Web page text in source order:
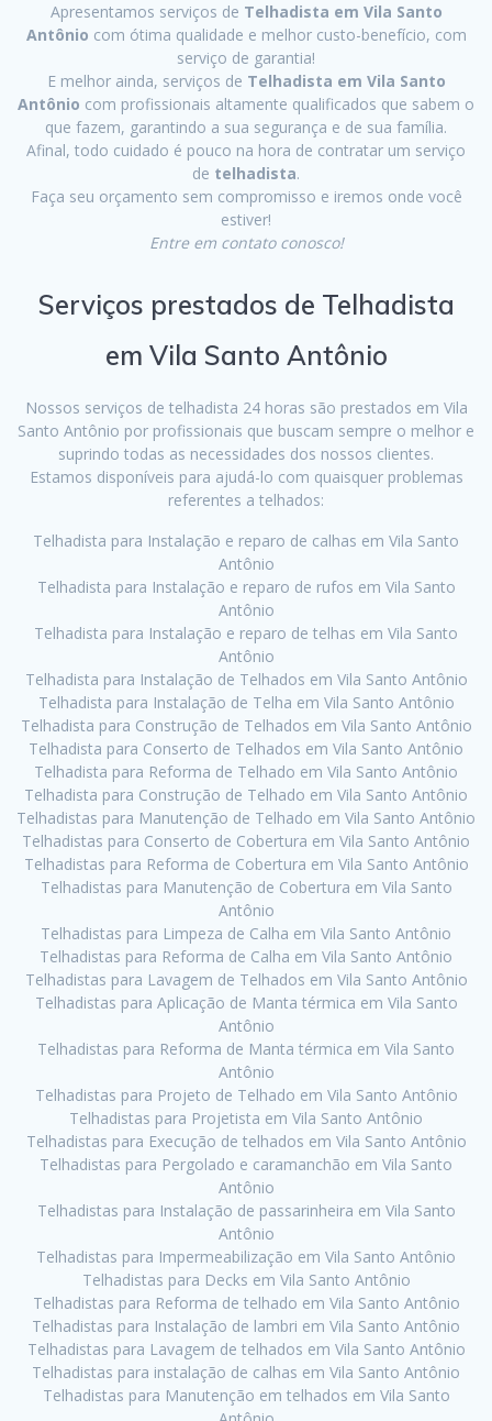
Apresentamos serviços de Telhadista em Vila Santo
Antônio com ótima qualidade e melhor custo-benefício, com
serviço de garantia!
E melhor ainda, serviços de Telhadista em Vila Santo
Antônio com profissionais altamente qualificados que sabem o
que fazem, garantindo a sua segurança e de sua família.
Afinal, todo cuidado é pouco na hora de contratar um serviço
de telhadista.
Faça seu orçamento sem compromisso e iremos onde você
estiver!
Entre em contato conosco!
Serviços prestados de Telhadista
em Vila Santo Antônio
Nossos serviços de telhadista 24 horas são prestados em Vila
Santo Antônio por profissionais que buscam sempre o melhor e
suprindo todas as necessidades dos nossos clientes.
Estamos disponíveis para ajudá-lo com quaisquer problemas
referentes a telhados:
Telhadista para Instalação e reparo de calhas em Vila Santo
Antônio
Telhadista para Instalação e reparo de rufos em Vila Santo
Antônio
Telhadista para Instalação e reparo de telhas em Vila Santo
Antônio
Telhadista para Instalação de Telhados em Vila Santo Antônio
Telhadista para Instalação de Telha em Vila Santo Antônio
Telhadista para Construção de Telhados em Vila Santo Antônio
Telhadista para Conserto de Telhados em Vila Santo Antônio
Telhadista para Reforma de Telhado em Vila Santo Antônio
Telhadista para Construção de Telhado em Vila Santo Antônio
Telhadistas para Manutenção de Telhado em Vila Santo Antônio
Telhadistas para Conserto de Cobertura em Vila Santo Antônio
Telhadistas para Reforma de Cobertura em Vila Santo Antônio
Telhadistas para Manutenção de Cobertura em Vila Santo
Antônio
Telhadistas para Limpeza de Calha em Vila Santo Antônio
Telhadistas para Reforma de Calha em Vila Santo Antônio
Telhadistas para Lavagem de Telhados em Vila Santo Antônio
Telhadistas para Aplicação de Manta térmica em Vila Santo
Antônio
Telhadistas para Reforma de Manta térmica em Vila Santo
Antônio
Telhadistas para Projeto de Telhado em Vila Santo Antônio
Telhadistas para Projetista em Vila Santo Antônio
Telhadistas para Execução de telhados em Vila Santo Antônio
Telhadistas para Pergolado e caramanchão em Vila Santo
Antônio
Telhadistas para Instalação de passarinheira em Vila Santo
Antônio
Telhadistas para Impermeabilização em Vila Santo Antônio
Telhadistas para Decks em Vila Santo Antônio
Telhadistas para Reforma de telhado em Vila Santo Antônio
Telhadistas para Instalação de lambri em Vila Santo Antônio
Telhadistas para Lavagem de telhados em Vila Santo Antônio
Telhadistas para instalação de calhas em Vila Santo Antônio
Telhadistas para Manutenção em telhados em Vila Santo